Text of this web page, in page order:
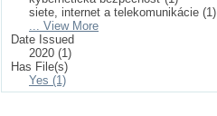
siete, internet a telekomunikácie (1)
... View More
Date Issued
2020 (1)
Has File(s)
Yes (1)